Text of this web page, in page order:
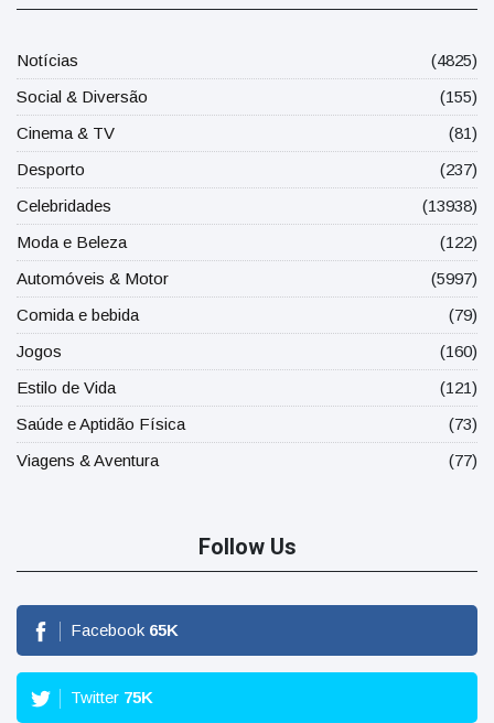
Notícias
(4825)
Social & Diversão
(155)
Cinema & TV
(81)
Desporto
(237)
Celebridades
(13938)
Moda e Beleza
(122)
Automóveis & Motor
(5997)
Comida e bebida
(79)
Jogos
(160)
Estilo de Vida
(121)
Saúde e Aptidão Física
(73)
Viagens & Aventura
(77)
Follow Us
Facebook 65K
Twitter 75K